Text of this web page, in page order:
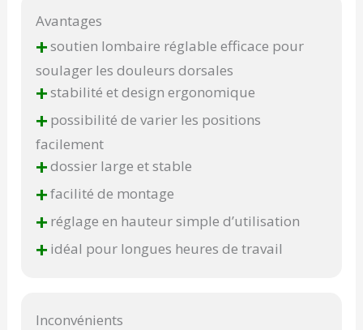
Avantages
+soutien lombaire réglable efficace pour
soulager les douleurs dorsales
+stabilité et design ergonomique
+ possibilité de varier les positions
facilement
+dossier large et stable
+facilité de montage
+ réglage en hauteur simple d’utilisation
+ idéal pour longues heures de travail
Inconvénients